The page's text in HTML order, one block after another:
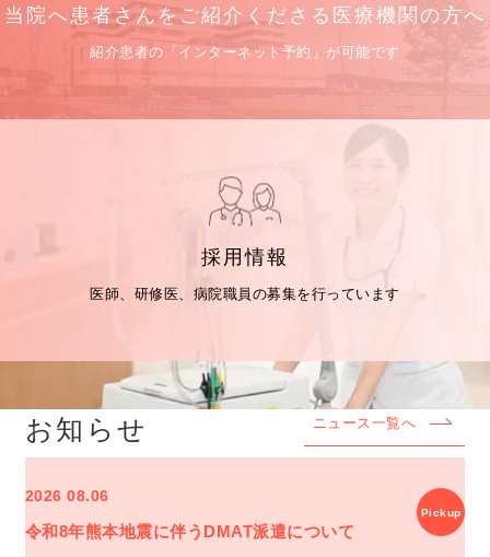
当院へ患者さんをご紹介くださる医療機関の方へ
紹介患者の「インターネット予約」が可能です
採用情報
医師、研修医、病院職員の募集を行っています
お知らせ ニュース一覧へ
202608.06
令和8年熊本地震に伴うDMAT派遣について